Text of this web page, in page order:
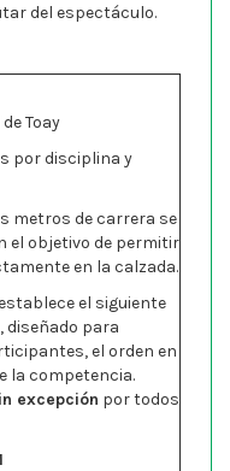
del espectáculo.
Toay
por disciplina y
metros de carrera se
el objetivo de permitir
en la calzada.
el siguiente
, diseñado para
el orden en
la competencia.
excepción por todos